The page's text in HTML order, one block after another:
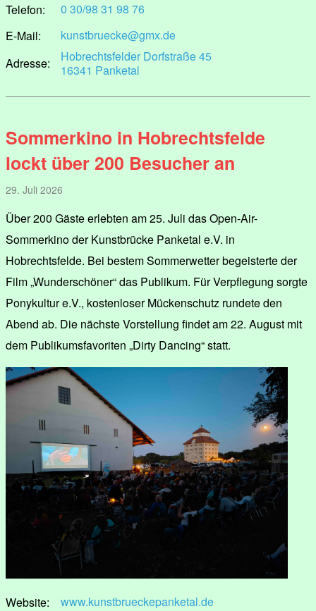
Telefon:
0 30/98 31 98 76
E-Mail:
kunstbruecke@gmx.de
Adresse:
Hobrechtsfelder Dorfstraße 45
16341 Panketal
Sommerkino in Hobrechtsfelde
lockt über 200 Besucher an
29. Juli 2026
Über 200 Gäste erlebten am 25. Juli das Open-Air-
Sommerkino der Kunstbrücke Panketal e.V. in
Hobrechtsfelde. Bei bestem Sommerwetter begeisterte der
Film „Wunderschöner“ das Publikum. Für Verpflegung sorgte
Ponykultur e.V., kostenloser Mückenschutz rundete den
Abend ab. Die nächste Vorstellung findet am 22. August mit
dem Publikumsfavoriten „Dirty Dancing“ statt.
Website:
www.kunstbrueckepanketal.de